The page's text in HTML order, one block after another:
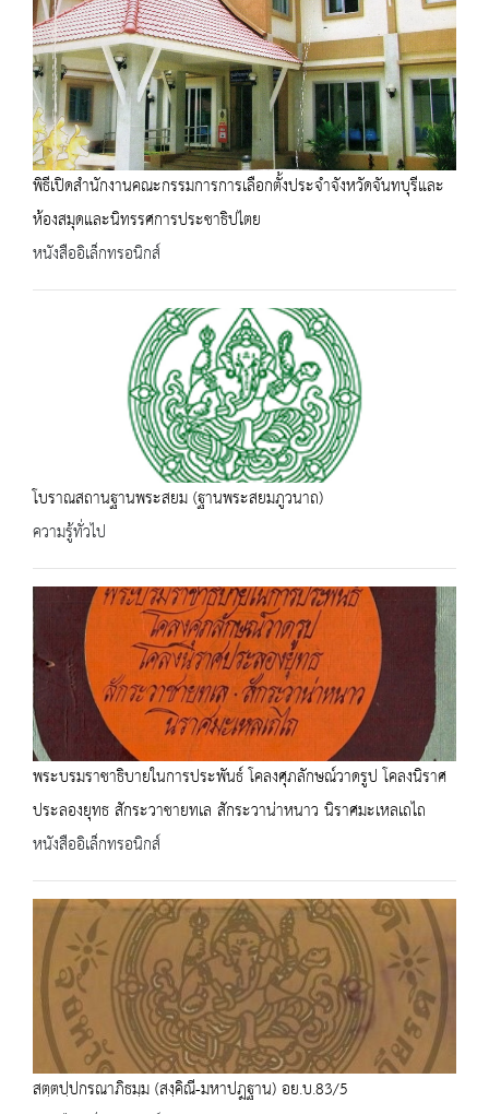
พิธีเปิดสำนักงานคณะกรรมการการเลือกตั้งประจำจังหวัดจันทบุรีและ
ห้องสมุดและนิทรรศการประชาธิปไตย
หนังสืออิเล็กทรอนิกส์
โบราณสถานฐานพระสยม (ฐานพระสยมภูวนาถ)
ความรู้ทั่วไป
พระบรมราชาธิบายในการประพันธ์ โคลงศุภลักษณ์วาดรูป โคลงนิราศ
ประลองยุทธ สักระวาชายทเล สักระวาน่าหนาว นิราศมะเหลเถไถ
หนังสืออิเล็กทรอนิกส์
สตฺตปฺปกรณาภิธมฺม (สงฺคิณี-มหาปฎฐาน) อย.บ.83/5